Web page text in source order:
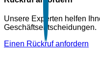
Unsere Experten helfen
Geschäftsentscheidungen.
Einen Rückruf anfordern